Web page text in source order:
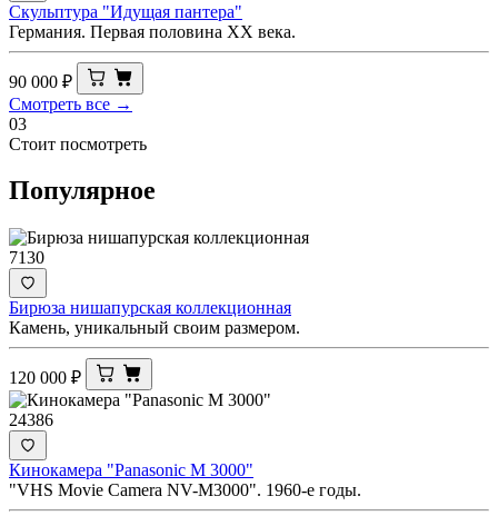
Скульптура "Идущая пантера"
Германия. Первая половина XX века.
90 000 ₽
Смотреть все →
03
Стоит посмотреть
Популярное
7130
Бирюза нишапурская коллекционная
Камень, уникальный своим размером.
120 000 ₽
24386
Кинокамера "Panasonic M 3000"
"VHS Movie Camera NV-M3000". 1960-е годы.